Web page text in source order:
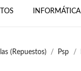
INFORMÁTICA
(Repuestos) Psp